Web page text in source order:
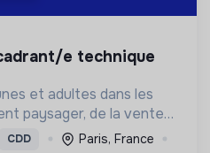
et adultes dans les
paysager, de la vente
CDD
Paris, France